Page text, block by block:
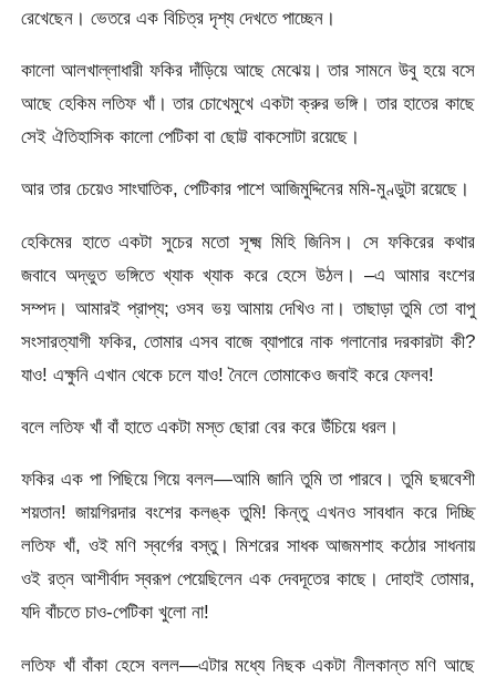
রেখেছেন। ভেতরে এক বিচিত্র দৃশ্য দেখতে পাচ্ছেন।
কালো আলখাল্লাধারী ফকির দাঁড়িয়ে আছে মেঝেয়। তার সামনে উবু হয়ে বসে
আছে হেকিম লতিফ খাঁ। তার চোখেমুখে একটা ক্রুর ভঙ্গি। তার হাতের কাছে
সেই ঐতিহাসিক কালো পেটিকা বা ছোট্ট বাকসোটা রয়েছে।
আর তার চেয়েও সাংঘাতিক, পেটিকার পাশে আজিমুদ্দিনের মমি-মুণ্ডুটা রয়েছে।
হেকিমের হাতে একটা সুচের মতো সূক্ষ্ম মিহি জিনিস। সে ফকিরের কথার
জবাবে অদ্ভুত ভঙ্গিতে খ্যাক খ্যাক করে হেসে উঠল। –এ আমার বংশের
সম্পদ। আমারই প্রাপ্য; ওসব ভয় আমায় দেখিও না। তাছাড়া তুমি তো বাপু
সংসারত্যাগী ফকির, তোমার এসব বাজে ব্যাপারে নাক গলানোর দরকারটা কী?
যাও! এক্ষুনি এখান থেকে চলে যাও! নৈলে তোমাকেও জবাই করে ফেলব!
বলে লতিফ খাঁ বাঁ হাতে একটা মস্ত ছোরা বের করে উঁচিয়ে ধরল।
ফকির এক পা পিছিয়ে গিয়ে বলল—আমি জানি তুমি তা পারবে। তুমি ছদ্মবেশী
শয়তান! জায়গিরদার বংশের কলঙ্ক তুমি! কিন্তু এখনও সাবধান করে দিচ্ছি
লতিফ খাঁ, ওই মণি স্বর্গের বস্তু। মিশরের সাধক আজমশাহ কঠোর সাধনায়
ওই রত্ন আশীর্বাদ স্বরূপ পেয়েছিলেন এক দেবদূতের কাছে। দোহাই তোমার,
যদি বাঁচতে চাও-পেটিকা খুলো না!
লতিফ খাঁ বাঁকা হেসে বলল—এটার মধ্যে নিছক একটা নীলকান্ত মণি আছে